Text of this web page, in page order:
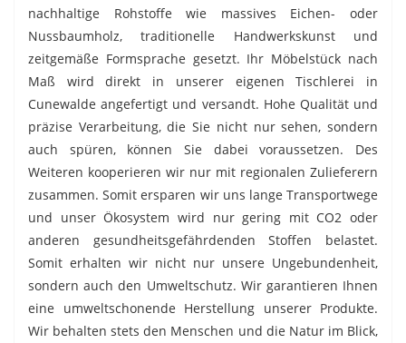
nachhaltige Rohstoffe wie massives Eichen- oder
Nussbaumholz, traditionelle Handwerkskunst und
zeitgemäße Formsprache gesetzt. Ihr Möbelstück nach
Maß wird direkt in unserer eigenen Tischlerei in
Cunewalde angefertigt und versandt. Hohe Qualität und
präzise Verarbeitung, die Sie nicht nur sehen, sondern
auch spüren, können Sie dabei voraussetzen. Des
Weiteren kooperieren wir nur mit regionalen Zulieferern
zusammen. Somit ersparen wir uns lange Transportwege
und unser Ökosystem wird nur gering mit CO2 oder
anderen gesundheitsgefährdenden Stoffen belastet.
Somit erhalten wir nicht nur unsere Ungebundenheit,
sondern auch den Umweltschutz. Wir garantieren Ihnen
eine umweltschonende Herstellung unserer Produkte.
Wir behalten stets den Menschen und die Natur im Blick,